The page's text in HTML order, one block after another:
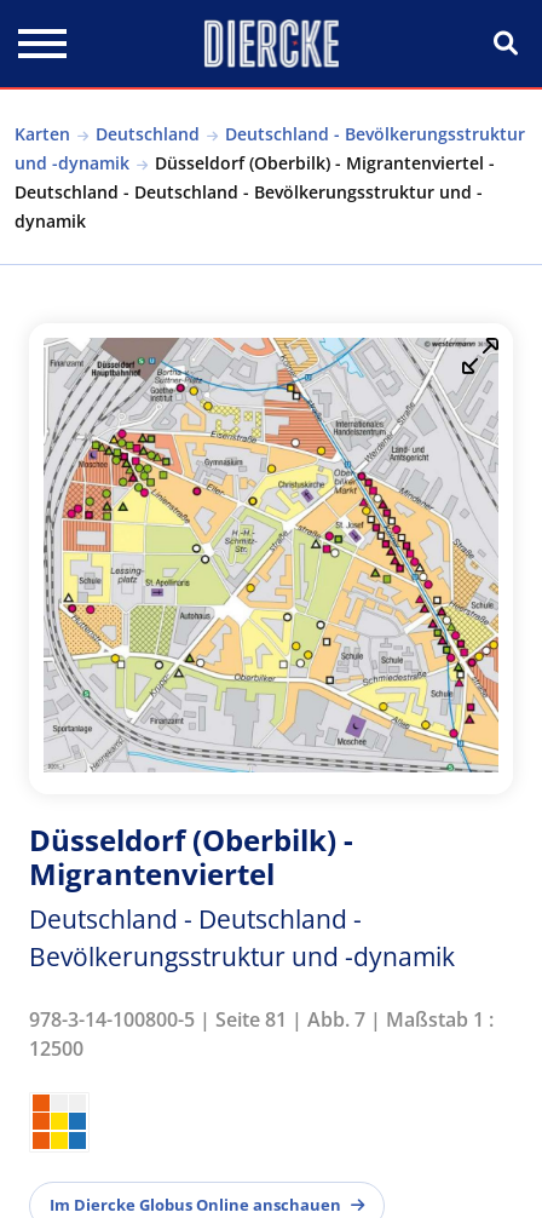
Karten Deutschland
Deutschland - Bevölkerungsstruktur
und -dynamik
Düsseldorf (Oberbilk) - Migrantenviertel -
Deutschland - Deutschland - Bevölkerungsstruktur und -
dynamik
Düsseldorf (Oberbilk) -
Migrantenviertel
Deutschland - Deutschland -
Bevölkerungsstruktur und -dynamik
978-3-14-100800-5 | Seite 81 | Abb. 7 | Maßstab 1 :
12500
Im Diercke Globus Online anschauen